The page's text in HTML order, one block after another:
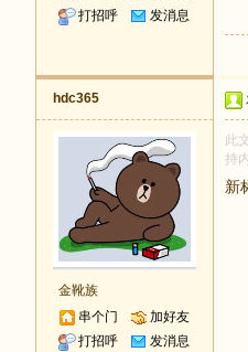
打招呼
发消息
hdc365
金靴族
串个门
加好友
打招呼
发消息
此
持
新